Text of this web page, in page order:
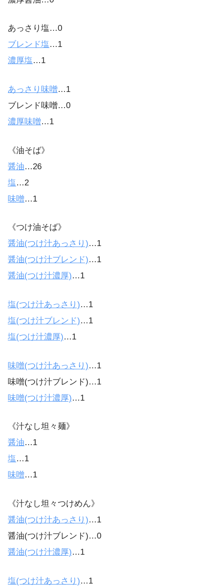
あっさり塩…0
ブレンド塩…1
濃厚塩…1
あっさり味噌…1
ブレンド味噌…0
濃厚味噌…1
《油そば》
醤油…26
塩…2
味噌…1
《つけ油そば》
醤油(つけ汁あっさり)…1
醤油(つけ汁ブレンド)…1
醤油(つけ汁濃厚)…1
塩(つけ汁あっさり)…1
塩(つけ汁ブレンド)…1
塩(つけ汁濃厚)…1
味噌(つけ汁あっさり)…1
味噌(つけ汁ブレンド)…1
味噌(つけ汁濃厚)…1
《汁なし坦々麺》
醤油…1
塩…1
味噌…1
《汁なし坦々つけめん》
醤油(つけ汁あっさり)…1
醤油(つけ汁ブレンド)…0
醤油(つけ汁濃厚)…1
塩(つけ汁あっさり)…1